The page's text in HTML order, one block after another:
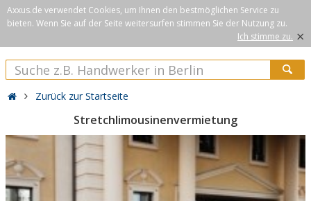
Axxus.de verwendet Cookies, um Ihnen den bestmöglichen Service zu
bieten. Wenn Sie auf der Seite weitersurfen stimmen Sie der Nutzung zu.
Ich stimme zu. ×
Zurück zur Startseite
Stretchlimousinenvermietung